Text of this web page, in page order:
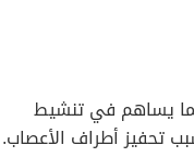
يساهم في تنشيط
تحفيز أطراف الأعصاب.